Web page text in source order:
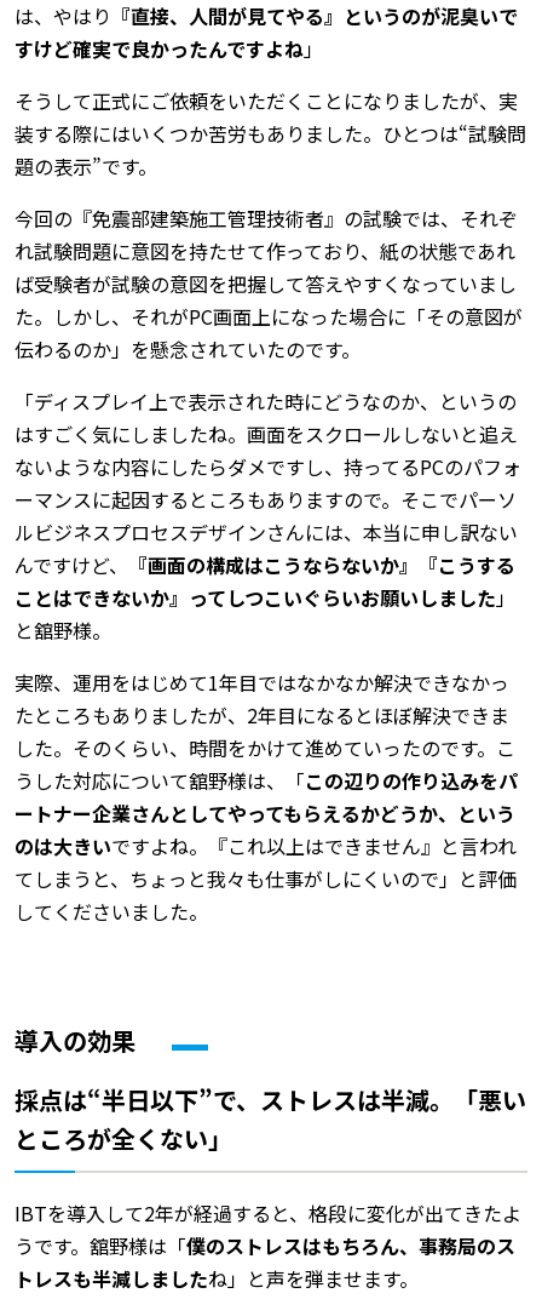
は、やはり 『直接、人間が見てやる』というのが泥臭いで
すけど確実で良かったんですよね」
そうして正式にご依頼をいただくことになりましたが、実
装する際にはいくつか苦労もありました。ひとつは“試験問
題の表示”です。
今回の『免震部建築施工管理技術者』の試験では、それぞ
れ試験問題に意図を持たせて作っており、紙の状態であれ
ば受験者が試験の意図を把握して答えやすくなっていまし
た。しかし、それがPC画面上になった場合に「その意図が
伝わるのか」を懸念されていたのです。
「ディスプレイ上で表示された時にどうなのか、というの
はすごく気にしましたね。画面をスクロールしないと追え
ないような内容にしたらダメですし、持ってるPCのパフォ
ーマンスに起因するところもありますので。そこでパーソ
ルビジネスプロセスデザインさんには、本当に申し訳ない
んですけど、
『画面の構成はこうならないか』『こうする
ことはできないか』ってしつこいぐらいお願いしました」
と舘野様。
実際、運用をはじめて1年目ではなかなか解決できなかっ
たところもありましたが、2年目になるとほぼ解決できま
した。そのくらい、時間をかけて進めていったのです。こ
うした対応について舘野様は、「この辺りの作り込みをパ
ートナー企業さんとしてやってもらえるかどうか、という
のは大きいですよね。『これ以上はできません』と言われ
てしまうと、ちょっと我々も仕事がしにくいので」と評価
してくださいました。
導入の効果
採点は“半日以下”で、ストレスは半減。「悪い
ところが全くない」
IBTを導入して2年が経過すると、格段に変化が出てきたよ
うです。舘野様は「僕のストレスはもちろん、事務局のス
トレスも半減しましたね」と声を弾ませます。